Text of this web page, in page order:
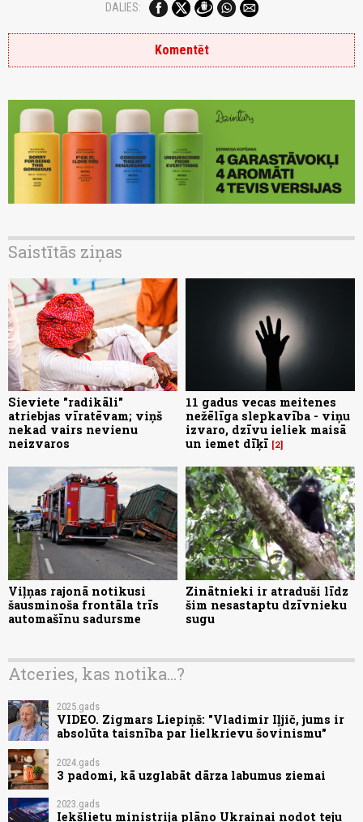
DALIES:
Komentēt
Saistītās ziņas
Sieviete "radikāli"
atriebjas vīratēvam; viņš
nekad vairs nevienu
neizvaros
11 gadus vecas meitenes
nežēlīga slepkavība - viņu
izvaro, dzīvu ieliek maisā
un iemet dīķī 2
Viļņas rajonā notikusi
šausminoša frontāla trīs
automašīnu sadursme
Zinātnieki ir atraduši līdz
šim nesastaptu dzīvnieku
sugu
Atceries, kas notika...?
2025.gads
VIDEO. Zigmars Liepiņš: "Vladimir Iļjič, jums ir
absolūta taisnība par lielkrievu šovinismu"
2024.gads
3 padomi, kā uzglabāt dārza labumus ziemai
2023.gads
Iekšlietu ministrija plāno Ukrainai nodot teju